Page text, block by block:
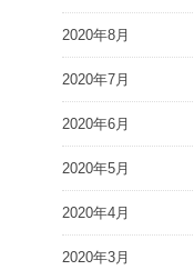
2020年8月
2020年7月
2020年6月
2020年5月
2020年4月
2020年3月